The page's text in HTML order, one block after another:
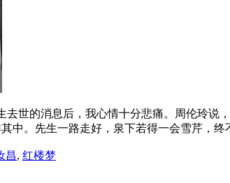
去世的消息后，我心情十分悲痛。周伦玲
中。先生一路走好，泉下若得一会雪芹，终
昌, 红楼梦